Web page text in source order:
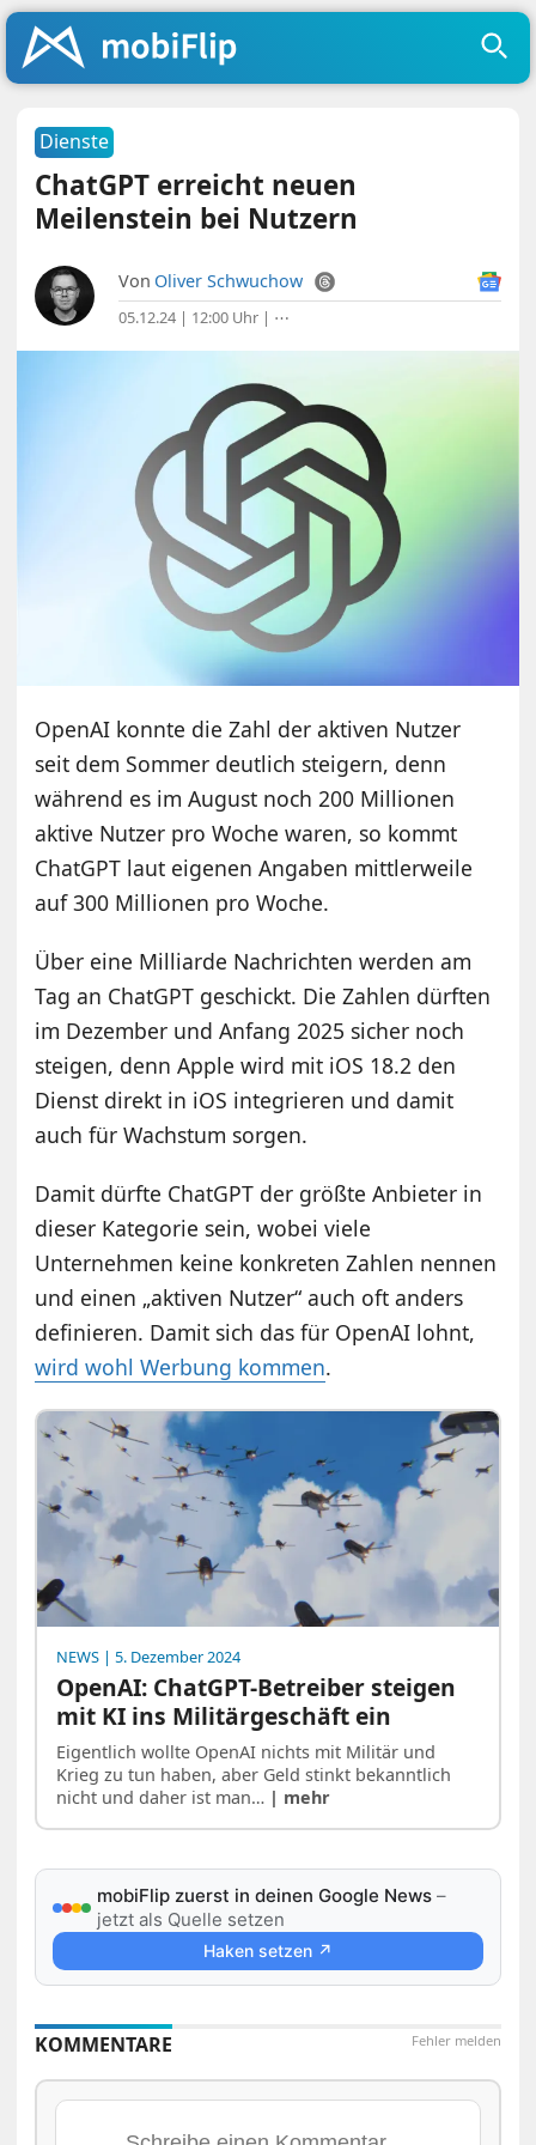
Dienste
ChatGPT erreicht neuen
Meilenstein bei Nutzern
Von Oliver Schwuchow
05.12.24 | 12:00 Uhr | ⋯
OpenAI konnte die Zahl der aktiven Nutzer
seit dem Sommer deutlich steigern, denn
während es im August noch 200 Millionen
aktive Nutzer pro Woche waren, so kommt
ChatGPT laut eigenen Angaben mittlerweile
auf 300 Millionen pro Woche.
Über eine Milliarde Nachrichten werden am
Tag an ChatGPT geschickt. Die Zahlen dürften
im Dezember und Anfang 2025 sicher noch
steigen, denn Apple wird mit iOS 18.2 den
Dienst direkt in iOS integrieren und damit
auch für Wachstum sorgen.
Damit dürfte ChatGPT der größte Anbieter in
dieser Kategorie sein, wobei viele
Unternehmen keine konkreten Zahlen nennen
und einen „aktiven Nutzer“ auch oft anders
definieren. Damit sich das für OpenAI lohnt,
wird wohl Werbung kommen.
NEWS | 5. Dezember 2024
OpenAI: ChatGPT-Betreiber steigen
mit KI ins Militärgeschäft ein
Eigentlich wollte OpenAI nichts mit Militär und
Krieg zu tun haben, aber Geld stinkt bekanntlich
nicht und daher ist man… | mehr
mobiFlip zuerst in deinen Google News –
jetzt als Quelle setzen
Haken setzen ↗
Fehler melden
KOMMENTARE